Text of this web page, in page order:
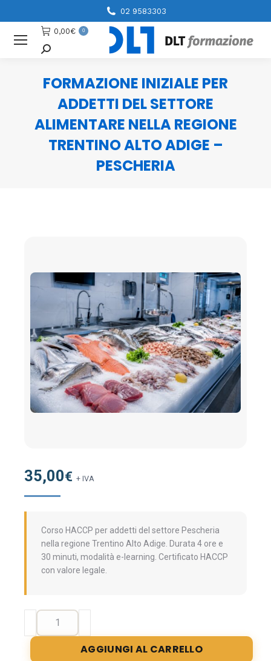
02 9583303
0,00€ 0
Cerca
FORMAZIONE INIZIALE PER
ADDETTI DEL SETTORE
ALIMENTARE NELLA REGIONE
TRENTINO ALTO ADIGE –
PESCHERIA
35,00€ + IVA
Corso HACCP per addetti del settore Pescheria
nella regione Trentino Alto Adige. Durata 4 ore e
30 minuti, modalità e-learning. Certificato HACCP
con valore legale.
Formazione
per
addetti
AGGIUNGI AL CARRELLO